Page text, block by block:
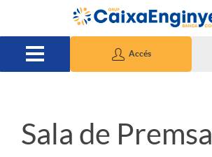
Salta al contingut principal
Accés
S
Sala de Premsa